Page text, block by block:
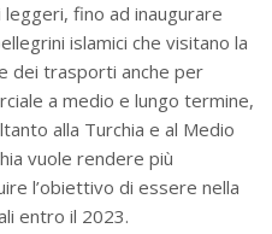
fino ad inaugurare
islamici che visitano la
dei trasporti anche per
a medio e lungo termine,
alla Turchia e al Medio
vuole rendere più
l’obiettivo di essere nella
entro il 2023.